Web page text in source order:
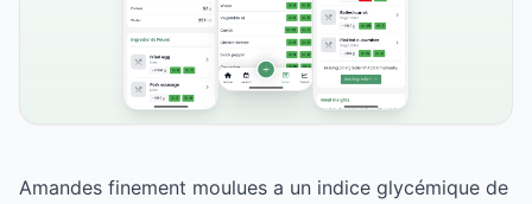
Amandes finement moulues a un indice glycémique de